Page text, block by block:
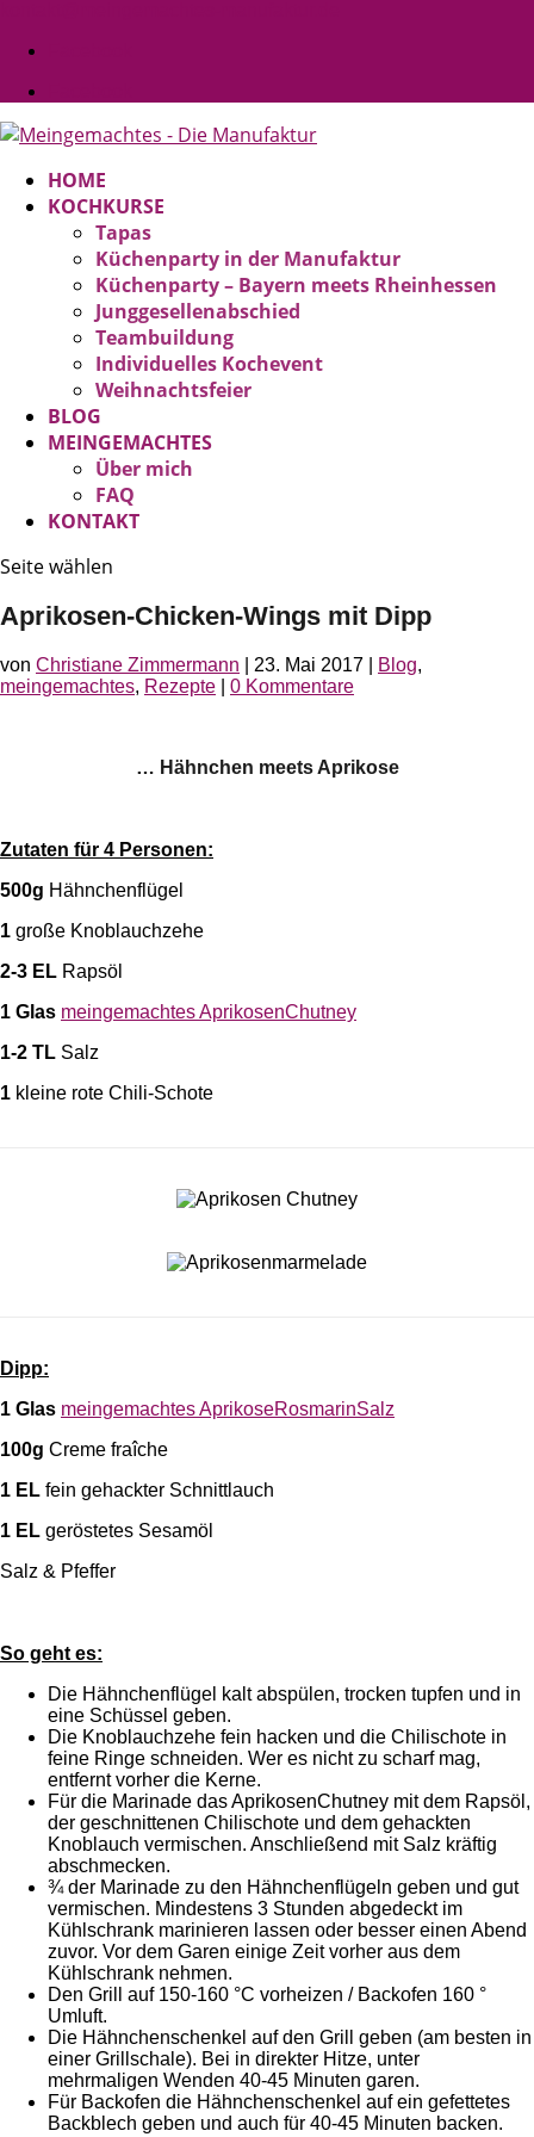
HOME
KOCHKURSE
Tapas
Küchenparty in der Manufaktur
Küchenparty – Bayern meets Rheinhessen
Junggesellenabschied
Teambuildung
Individuelles Kochevent
Weihnachtsfeier
BLOG
MEINGEMACHTES
Über mich
FAQ
KONTAKT
Seite wählen
Aprikosen-Chicken-Wings mit Dipp
von Christiane Zimmermann 23. Mai 2017 Blog,
meingemachtes, Rezepte 0 Kommentare
… Hähnchen meets Aprikose
Zutaten für 4 Personen:
500g Hähnchenflügel
1 große Knoblauchzehe
2-3 EL Rapsöl
1 Glas meingemachtes AprikosenChutney
1-2 TL Salz
1 kleine rote Chili-Schote
Dipp:
1 Glas meingemachtes AprikoseRosmarinSalz
100g Creme fraîche
1 EL fein gehackter Schnittlauch
1 EL geröstetes Sesamöl
Salz & Pfeffer
So geht es:
Die Hähnchenflügel kalt abspülen, trocken tupfen und in
eine Schüssel geben.
Die Knoblauchzehe fein hacken und die Chilischote in
feine Ringe schneiden. Wer es nicht zu scharf mag,
entfernt vorher die Kerne.
Für die Marinade das AprikosenChutney mit dem Rapsöl,
der geschnittenen Chilischote und dem gehackten
Knoblauch vermischen. Anschließend mit Salz kräftig
abschmecken.
¾ der Marinade zu den Hähnchenflügeln geben und gut
vermischen. Mindestens 3 Stunden abgedeckt im
Kühlschrank marinieren lassen oder besser einen Abend
zuvor. Vor dem Garen einige Zeit vorher aus dem
Kühlschrank nehmen.
Den Grill auf 150-160 °C vorheizen / Backofen 160 °
Umluft.
Die Hähnchenschenkel auf den Grill geben (am besten in
einer Grillschale). Bei in direkter Hitze, unter
mehrmaligen Wenden 40-45 Minuten garen.
Für Backofen die Hähnchenschenkel auf ein gefettetes
Backblech geben und auch für 40-45 Minuten backen.